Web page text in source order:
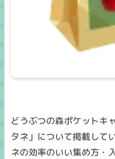
どうぶつの森ポケットキ
タネ」について掲載して
ネの効率のいい集め方・